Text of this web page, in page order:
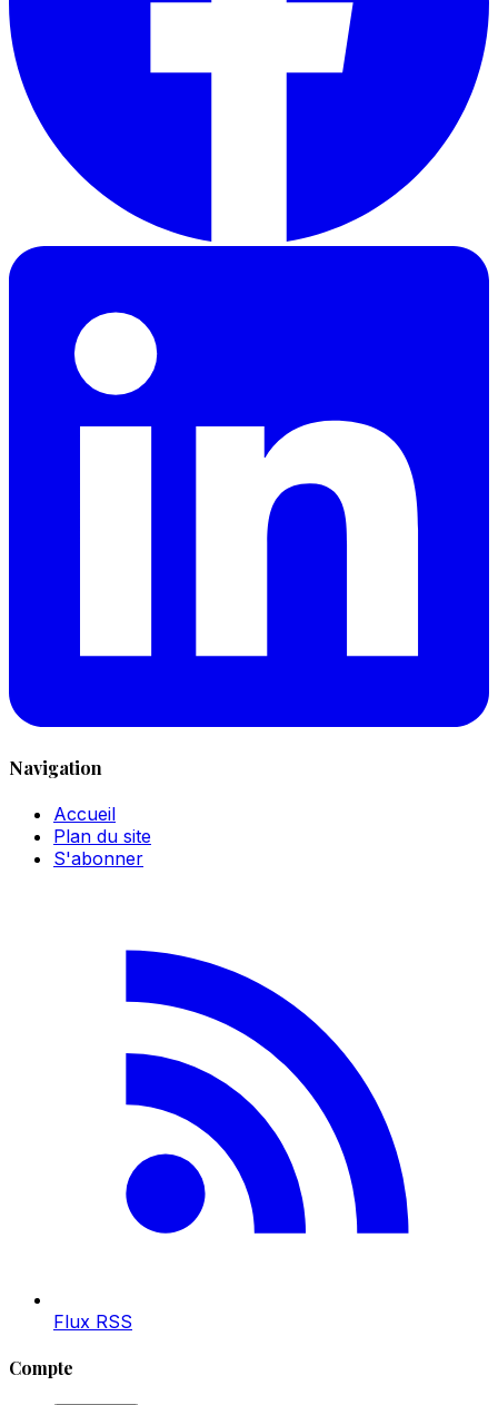
Navigation
Accueil
Plan du site
S'abonner
Flux RSS
Compte